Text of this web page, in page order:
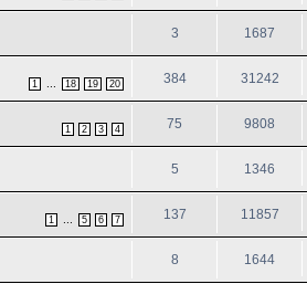
3 1687
1 18 19 20 384 31242
1 2 3 4 75 9808
5 1346
1 5 6 7 137 11857
8 1644